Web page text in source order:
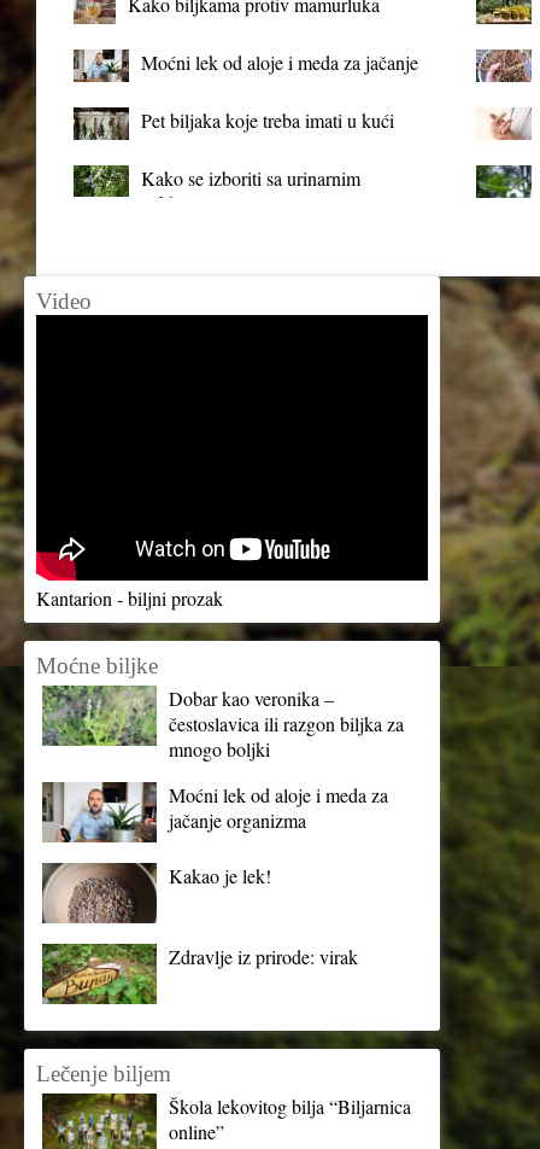
Moćni lek od aloje i meda za jačanje
Pet biljaka koje treba imati u kući
Kako se izboriti sa urinarnim
infekcijama?
Video
Kantarion - biljni prozak
Moćne biljke
Dobar kao veronika –
čestoslavica ili razgon biljka za
mnogo boljki
Moćni lek od aloje i meda za
jačanje organizma
Kakao je lek!
Zdravlje iz prirode: virak
Lečenje biljem
Škola lekovitog bilja “Biljarnica
online”